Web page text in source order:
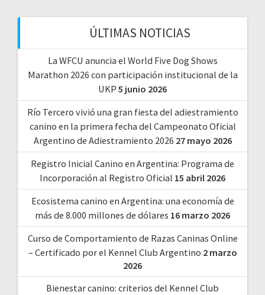
ÚLTIMAS NOTICIAS
La WFCU anuncia el World Five Dog Shows
Marathon 2026 con participación institucional de la
UKP 5 junio 2026
Río Tercero vivió una gran fiesta del adiestramiento
canino en la primera fecha del Campeonato Oficial
Argentino de Adiestramiento 2026 27 mayo 2026
Registro Inicial Canino en Argentina: Programa de
Incorporación al Registro Oficial 15 abril 2026
Ecosistema canino en Argentina: una economía de
más de 8.000 millones de dólares 16 marzo 2026
Curso de Comportamiento de Razas Caninas Online
– Certificado por el Kennel Club Argentino 2 marzo
2026
Bienestar canino: criterios del Kennel Club